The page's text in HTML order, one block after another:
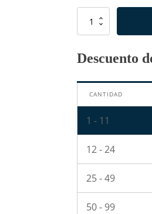
Resistencia
1/2W
Descuento
CANTIDAD
1 - 11
12 - 24
25 - 49
50 - 99